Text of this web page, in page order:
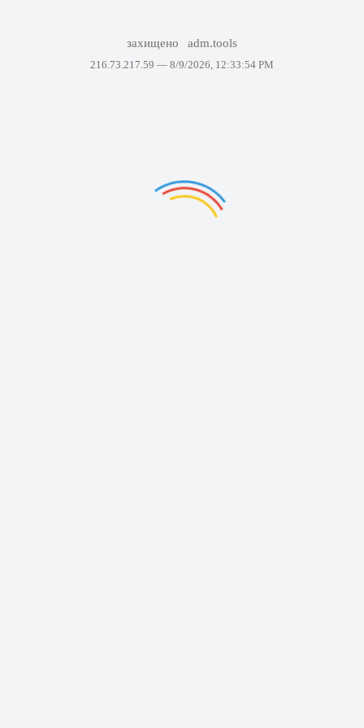
захищено adm.tools
216.73.217.59 — 8/9/2026, 12:33:54 PM